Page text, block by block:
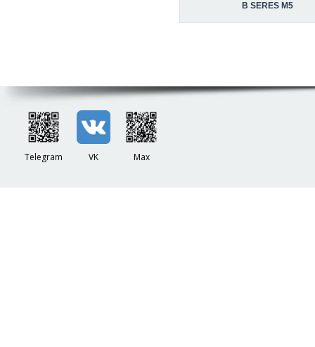
В SERES M5
Telegram VK Max